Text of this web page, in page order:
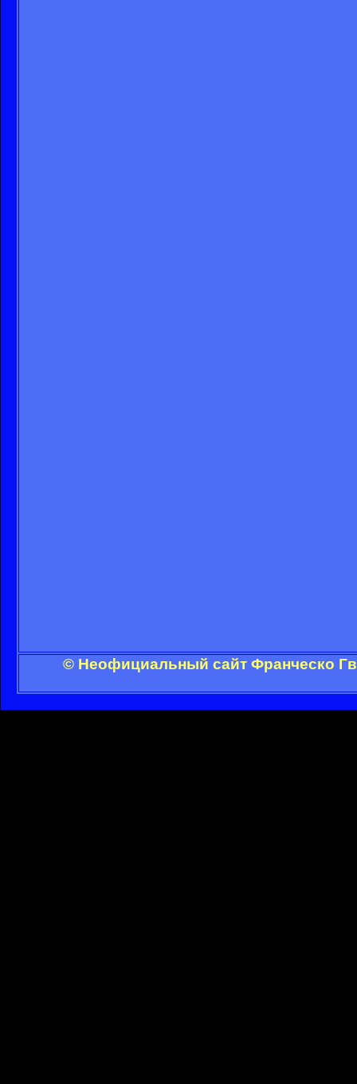
© Неофициальный сайт Франческо